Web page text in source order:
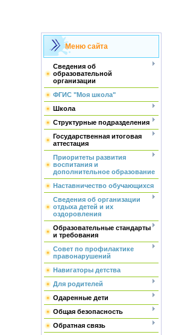
Меню сайта
Сведения об
образовательной
организации
ФГИС "Моя школа"
Школа
Структурные подразделения
Государственная итоговая
аттестация
Приоритеты развития
воспитания и
дополнительное образование
Наставничество обучающихся
Сведения об организации
отдыха детей и их
оздоровления
Образовательные стандарты
и требования
Совет по профилактике
правонарушений
Навигаторы детства
Для родителей
Одаренные дети
Общая безопасность
Обратная связь